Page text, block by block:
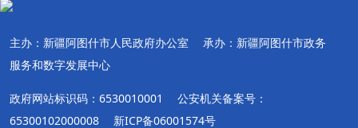
主办：新疆阿图什市人民政府办公室
承办：新疆阿图什市政务
服务和数字发展中心
政府网站标识码：6530010001
公安机关备案号：
65300102000008
新ICP备06001574号